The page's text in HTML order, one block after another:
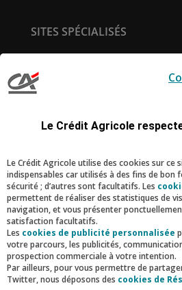
SITES SPÉCIALISÉS
Pro-Expert Immo
Création d'entreprise
Facebook
Instagram
Linkedin
Youtube
Nous contacter
MENTIONS LÉGALES
Le Crédit Agricole
Le Crédit Agricole utilise des cookies sur ce
indispensables car utilisés à des fins de bon
sécurité ; d’autres sont facultatifs. Les
permettent de réaliser des statistiques de
navigation, et vous présenter
satisfaction facultatifs.
Les cookies de publicité personnalisée
votre parcours, les publicités,
prospection commerciale à votre intention.
Par ailleurs, pour vous permettre de
Twitter, nous déposons des cookies de